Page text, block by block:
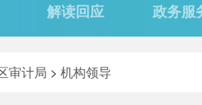
解读回应 政务服
审计局 > 机构领导